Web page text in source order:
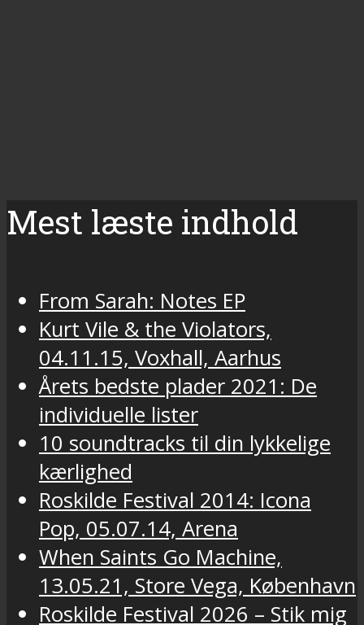
Mest læste indhold
From Sarah: Notes EP
Kurt Vile & the Violators,
04.11.15, Voxhall, Aarhus
Årets bedste plader 2021: De
individuelle lister
10 soundtracks til din lykkelige
kærlighed
Roskilde Festival 2014: Icona
Pop, 05.07.14, Arena
When Saints Go Machine,
13.05.21, Store Vega, København
Roskilde Festival 2026 – Stik mig